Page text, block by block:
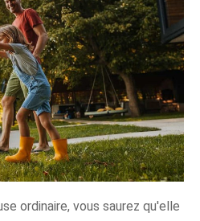
ordinaire, vous saurez qu'elle